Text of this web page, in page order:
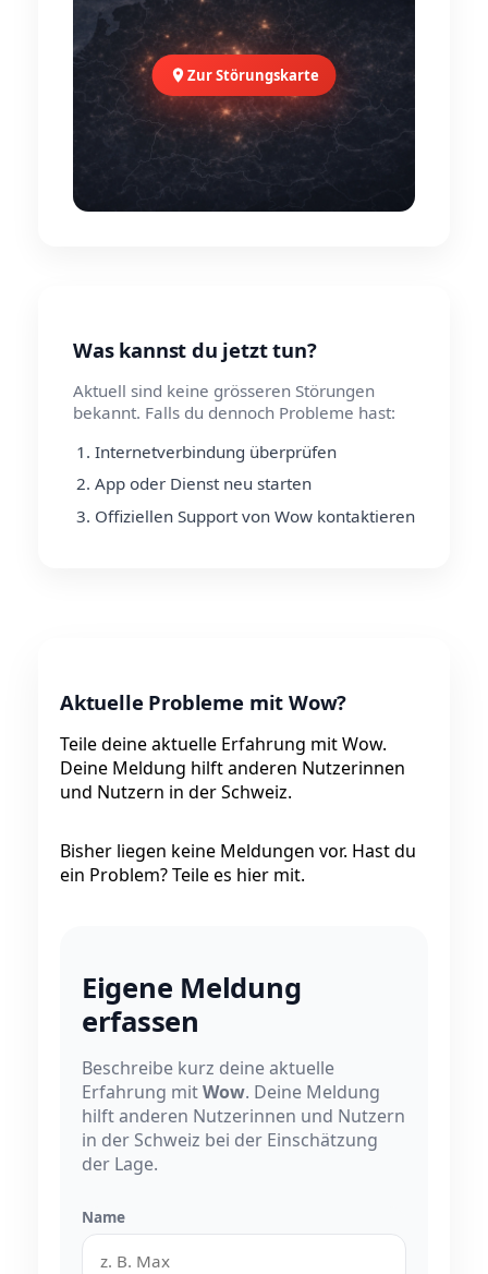
Zur Störungskarte
Was kannst du jetzt tun?
Aktuell sind keine grösseren Störungen
bekannt. Falls du dennoch Probleme hast:
Internetverbindung überprüfen
App oder Dienst neu starten
Offiziellen Support von Wow kontaktieren
Aktuelle Probleme mit Wow?
Teile deine aktuelle Erfahrung mit Wow.
Deine Meldung hilft anderen Nutzerinnen
und Nutzern in der Schweiz.
Bisher liegen keine Meldungen vor. Hast du
ein Problem? Teile es hier mit.
Eigene Meldung
erfassen
Beschreibe kurz deine aktuelle
Erfahrung mitWow. Deine Meldung
hilft anderen Nutzerinnen und Nutzern
in der Schweiz bei der Einschätzung
der Lage.
Name